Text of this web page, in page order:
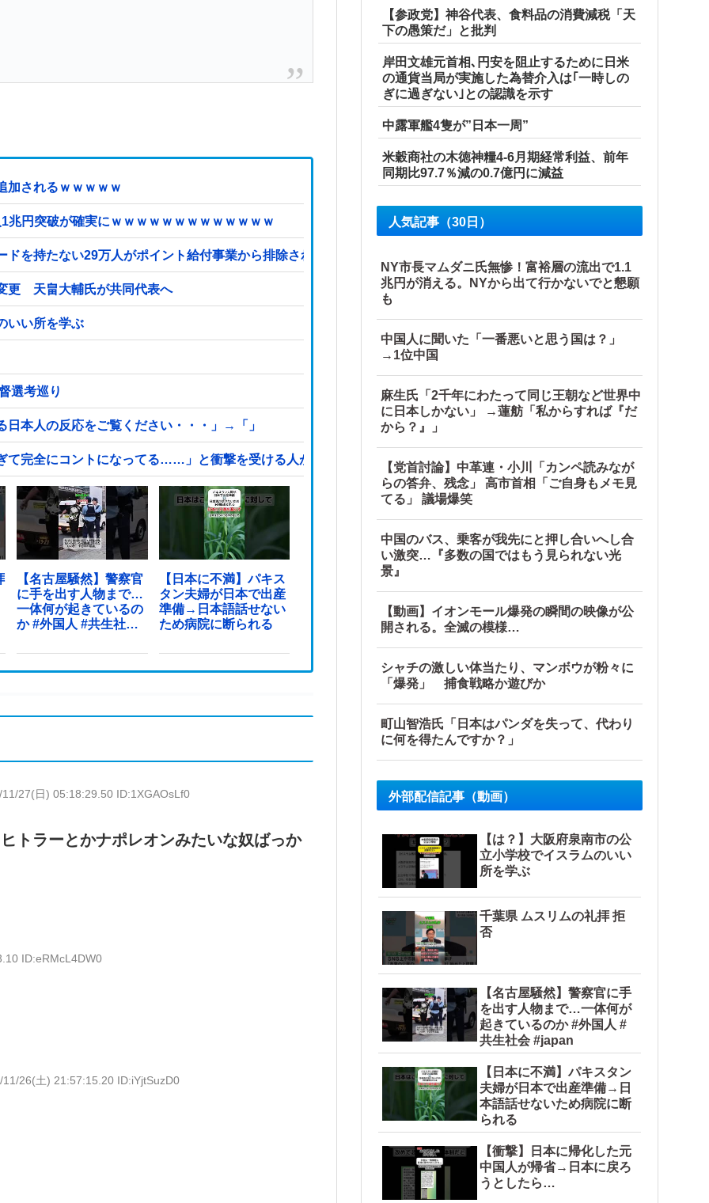
加されるｗｗｗｗｗ
円突破が確実にｗｗｗｗｗｗｗｗｗｗｗｗｗ
を持たない29万人がポイント給付事業から排除された」
更 天畠大輔氏が共同代表へ
いい所を学ぶ
選考巡り
本人の反応をご覧ください・・・」→「」
て完全にコントになってる……」と衝撃を受ける人が続出中他
【名古屋騒然】警察官
に手を出す人物まで…
一体何が起きているの
か #外国人 #共生社会
【日本に不満】パキス
タン夫婦が日本で出産
準備→日本語話せない
ため病院に断られる
27(日) 05:18:29.50 ID:1XGAOsLf0
トラーとかナポレオンみたいな奴ばっか
ID:eRMcL4DW0
11/26(土) 21:57:15.20 ID:iYjtSuzD0
【参政党】神谷代表、食料品の消費減税「天
下の愚策だ」と批判
岸田文雄元首相､円安を阻止するために日米
の通貨当局が実施した為替介入は｢一時しの
ぎに過ぎない｣との認識を示す
中露軍艦4隻が”日本一周”
米穀商社の木徳神糧4-6月期経常利益、前年
同期比97.7％減の0.7億円に減益
人気記事（30日）
NY市長マムダニ氏無惨！富裕層の流出で1.1
兆円が消える。NYから出て行かないでと懇願
も
中国人に聞いた「一番悪いと思う国は？」
→1位中国
麻生氏「2千年にわたって同じ王朝など世界中
に日本しかない」 →蓮舫「私からすれば『だ
から？』」
【党首討論】中革連・小川「カンペ読みなが
らの答弁、残念」 高市首相「ご自身もメモ見
てる」 議場爆笑
中国のバス、乗客が我先にと押し合いへし合
い激突…『多数の国ではもう見られない光
景』
【動画】イオンモール爆発の瞬間の映像が公
開される。全滅の模様…
シャチの激しい体当たり、マンボウが粉々に
「爆発」 捕食戦略か遊びか
町山智浩氏「日本はパンダを失って、代わり
に何を得たんですか？」
外部配信記事（動画）
【は？】大阪府泉南市の公
立小学校でイスラムのいい
所を学ぶ
千葉県 ムスリムの礼拝 拒
否
【名古屋騒然】警察官に手
を出す人物まで…一体何が
起きているのか #外国人 #
共生社会 #japan
【日本に不満】パキスタン
夫婦が日本で出産準備→日
本語話せないため病院に断
られる
【衝撃】日本に帰化した元
中国人が帰省→日本に戻ろ
うとしたら…